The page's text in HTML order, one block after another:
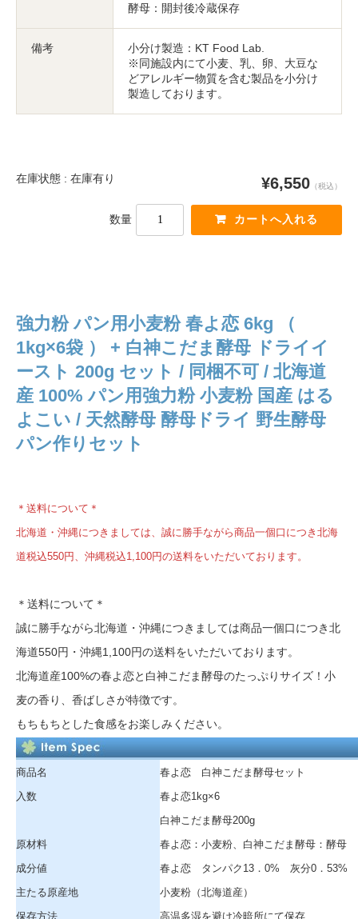
酵母：開封後冷蔵保存
備考
小分け製造：KT Food Lab.
※同施設内にて小麦、乳、卵、大豆な
どアレルギー物質を含む製品を小分け
製造しております。
在庫状態 : 在庫有り ¥6,550 （税込）
数量
強力粉 パン用小麦粉 春よ恋 6kg （
1kg×6袋 ） + 白神こだま酵母 ドライイ
ースト 200g セット / 同梱不可 / 北海道
産 100% パン用強力粉 小麦粉 国産 はる
よこい / 天然酵母 酵母ドライ 野生酵母
パン作りセット
＊送料について＊
北海道・沖縄につきましては、誠に勝手ながら商品一個口につき北海
道税込550円、沖縄税込1,100円の送料をいただいております。
＊送料について＊
誠に勝手ながら北海道・沖縄につきましては商品一個口につき北
海道550円・沖縄1,100円の送料をいただいております。
北海道産100%の春よ恋と白神こだま酵母のたっぷりサイズ！小
麦の香り、香ばしさが特徴です。
もちもちとした食感をお楽しみください。
商品名
春よ恋 白神こだま酵母セット
入数
春よ恋1kg×6
白神こだま酵母200g
原材料
春よ恋：小麦粉、白神こだま酵母：酵母
成分値
春よ恋 タンパク13．0% 灰分0．53%
主たる原産地
小麦粉（北海道産）
保存方法
高温多湿を避け冷暗所にて保存